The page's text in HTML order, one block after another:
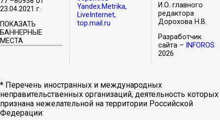
23.04.2021 г.
ПОКАЗАТЬ
БАННЕРНЫЕ
МЕСТА
Yandex.Metrika,
LiveInternet,
top.mail.ru
И.О. главного
редактора
Дорохова Н.В.
Разработчик
сайта –
INFOROS
2026
* Перечень иностранных и международных
неправительственных организаций, деятельность которых
признана нежелательной на территории Российской
Федерации: